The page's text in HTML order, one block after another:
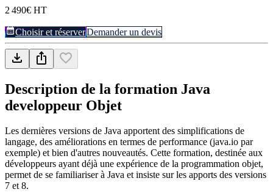
2 490€ HT
Choisir et réserverDemander un devis
Description de la formation Java
developpeur Objet
Les dernières versions de Java apportent des simplifications de
langage, des améliorations en termes de performance (java.io par
exemple) et bien d'autres nouveautés. Cette formation, destinée aux
développeurs ayant déjà une expérience de la programmation objet,
permet de se familiariser à Java et insiste sur les apports des versions
7 et 8.